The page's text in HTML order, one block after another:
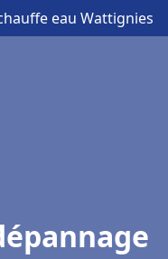
eau Wattignies